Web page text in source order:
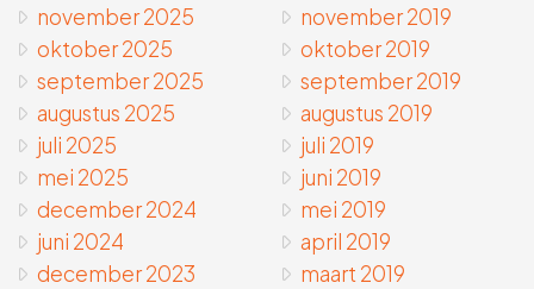
november 2025
oktober 2025
september 2025
augustus 2025
juli 2025
mei 2025
december 2024
juni 2024
december 2023
november 2019
oktober 2019
september 2019
augustus 2019
juli 2019
juni 2019
mei 2019
april 2019
maart 2019